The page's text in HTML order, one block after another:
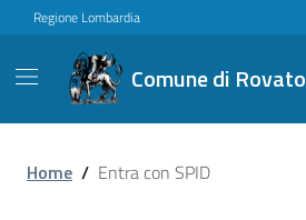
Vai ai contenuti
Vai al footer
Regione Lombardia
Comune di Rovato
Home / Entra con SPID